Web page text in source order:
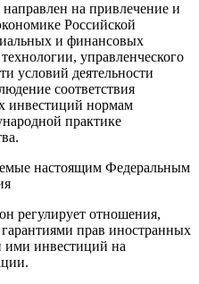
на привлечение и
Российской
и финансовых
управленческого
условий деятельности
соответствия
инвестиций нормам
практике
настоящим Федеральным
регулирует отношения,
прав иностранных
ими инвестиций на